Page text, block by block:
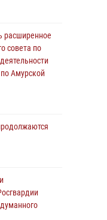
по 26 июля
охраны
Росгвардии
расширенное
совета по
Амурской